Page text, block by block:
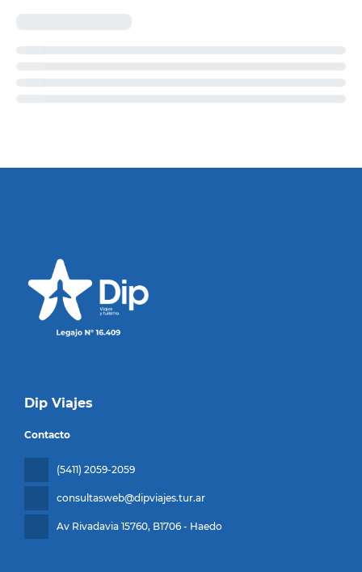
Dip Viajes
Contacto
(5411) 2059-2059
consultasweb@dipviajes.tur.ar
Av Rivadavia 15760, B1706 - Haedo